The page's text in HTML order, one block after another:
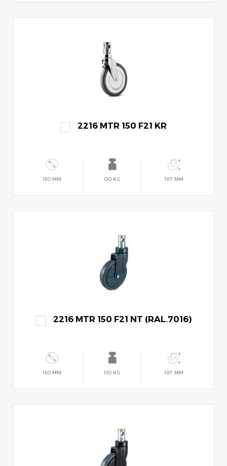
2216 MTR 150 F21 KR
150 MM 130 KG 197 MM
2216 MTR 150 F21 NT (RAL.7016)
150 MM 130 KG 197 MM